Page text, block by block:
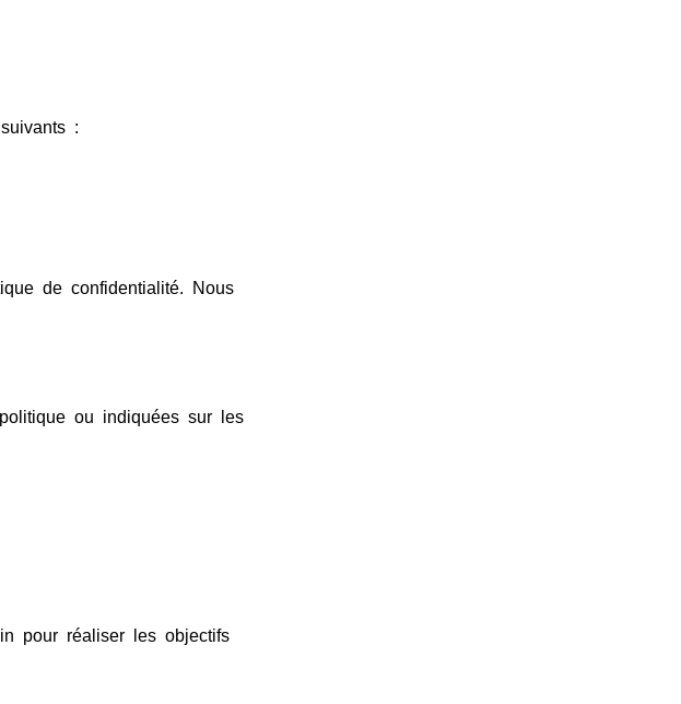
:
de confidentialité. Nous
ou indiquées sur les
pour réaliser les objectifs